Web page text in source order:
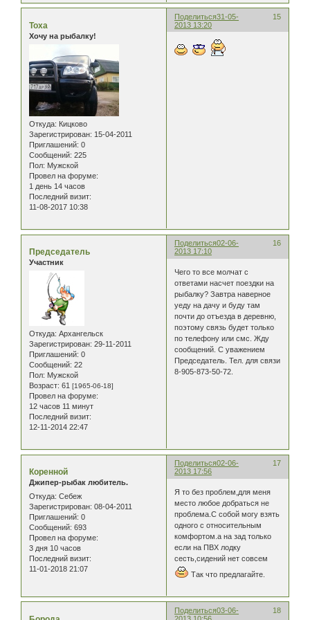
Поделиться 15
31-05-
2013 13:20
Тоха
Хочу на рыбалку!
Откуда: Кицково
Зарегистрирован: 15-04-2011
Приглашений: 0
Сообщений: 225
Пол: Мужской
Провел на форуме:
1 день 14 часов
Последний визит:
11-08-2017 10:38
Поделиться 16
02-06-
2013 17:10
Председатель
Участник
Откуда: Архангельск
Зарегистрирован: 29-11-2011
Приглашений: 0
Сообщений: 22
Пол: Мужской
Возраст: 61 [1965-06-18]
Провел на форуме:
12 часов 11 минут
Последний визит:
12-11-2014 22:47
Чего то все молчат с
ответами насчет поездки на
рыбалку? Завтра наверное
уеду на дачу и буду там
почти до отъезда в деревню,
поэтому связь будет только
по телефону или смс. Жду
сообщений. С уважением
Председатель. Тел. для связи
8-905-873-50-72.
Поделиться 17
02-06-
2013 17:56
Коренной
Джипер-рыбак любитель.
Откуда: Себеж
Зарегистрирован: 08-04-2011
Приглашений: 0
Сообщений: 693
Провел на форуме:
3 дня 10 часов
Последний визит:
11-01-2018 21:07
Я то без проблем,для меня
место любое добраться не
проблема.С собой могу взять
одного с относительным
комфортом.а на зад только
если на ПВХ лодку
сесть,сидений нет совсем
Так что предлагайте.
Поделиться 18
03-06-